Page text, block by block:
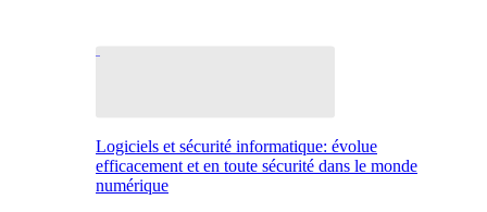
Logiciels et sécurité informatique: évolue
efficacement et en toute sécurité dans le monde
numérique